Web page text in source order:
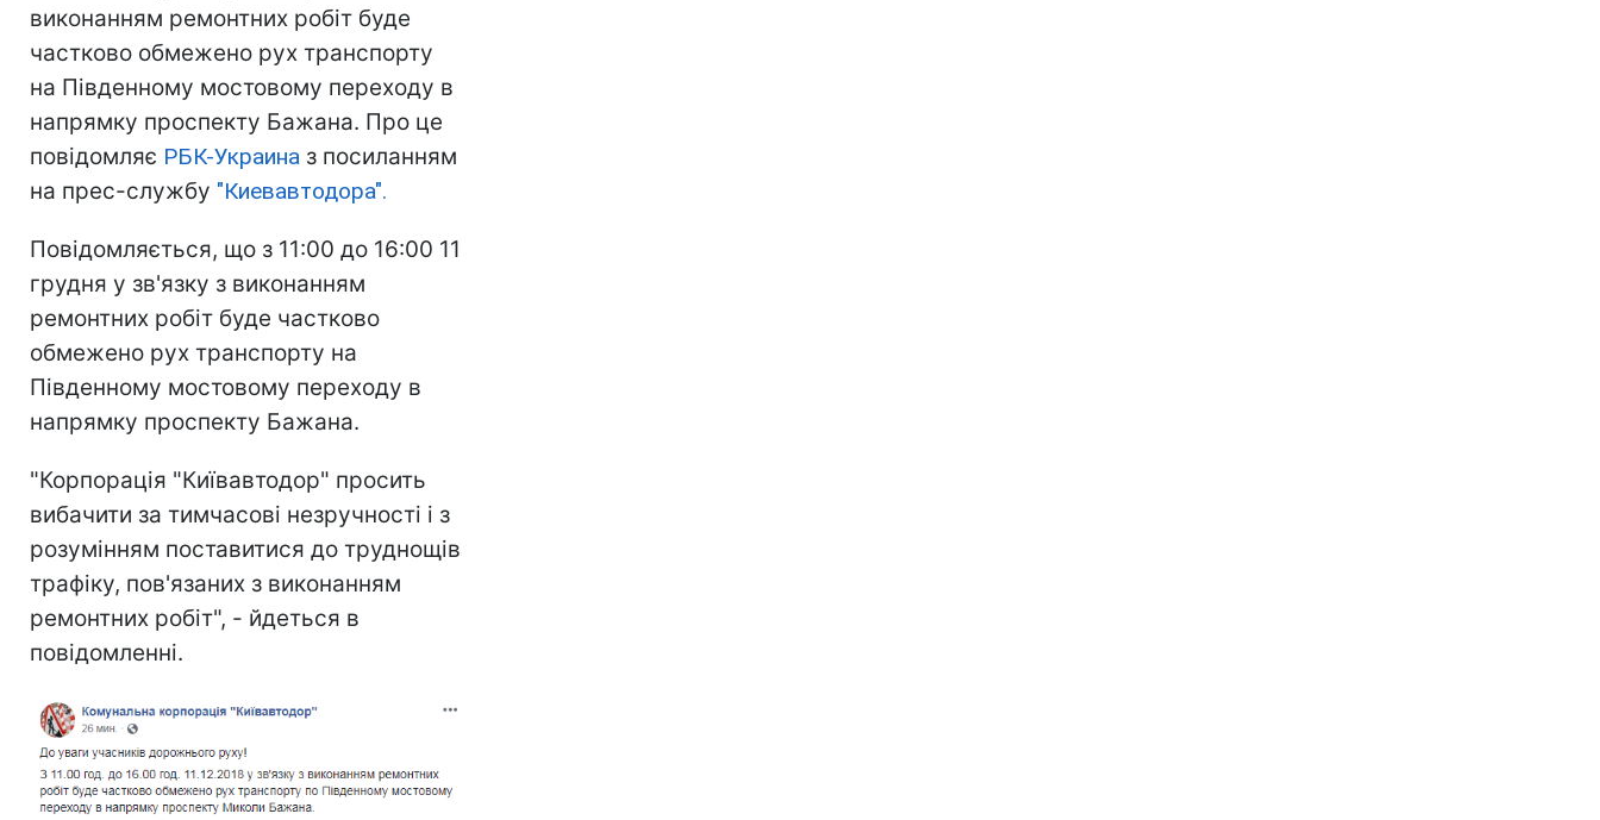
виконанням ремонтних робіт буде
частково обмежено рух транспорту
на Південному мостовому переходу в
напрямку проспекту Бажана. Про це
повідомляє РБК-Украина з посиланням
на прес-службу "Киевавтодора".
Повідомляється, що з 11:00 до 16:00 11
грудня у зв'язку з виконанням
ремонтних робіт буде частково
обмежено рух транспорту на
Південному мостовому переходу в
напрямку проспекту Бажана.
"Корпорація "Київавтодор" просить
вибачити за тимчасові незручності і з
розумінням поставитися до труднощів
трафіку, пов'язаних з виконанням
ремонтних робіт", - йдеться в
повідомленні.